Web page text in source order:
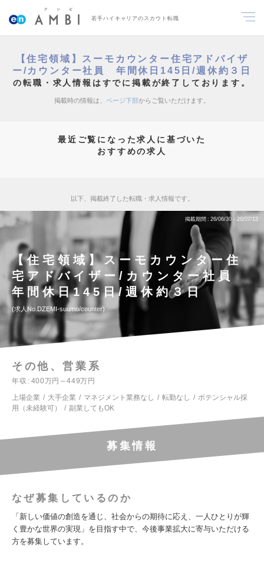
若手ハイキャリアのスカウト転職
【住宅領域】スーモカウンター住宅アドバイザ
ー/カウンター社員 年間休日145日/週休約３日
の転職・求人情報はすでに掲載が終了しております。
掲載時の情報は、 ページ下部からご覧いただけます。
最近ご覧になった求人に基づいた
おすすめの求人
以下、掲載終了した転職・求人情報です。
掲載期間 26/06/30～26/07/13
【住宅領域】スーモカウンター住
宅アドバイザー/カウンター社員
年間休日145日/週休約３日
求人No.DZEMI-suumo/counter
その他、営業系
年収
400万円～449万円
上場企業
大手企業 マネジメント業務なし 転勤なし
ポテンシャル採
用（未経験可）
副業してもOK
募集情報
なぜ募集しているのか
「新しい価値の創造を通じ、社会からの期待に応え、一人ひとりが輝
く豊かな世界の実現」を目指す中で、今後事業拡大に寄与いただける
方を募集しています。